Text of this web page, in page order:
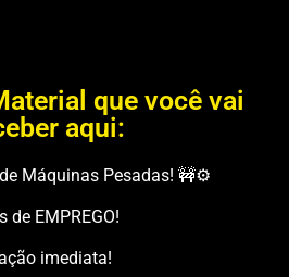
que você vai
aqui:
Máquinas Pesadas! 🚧⚙️
de EMPREGO!
imediata!